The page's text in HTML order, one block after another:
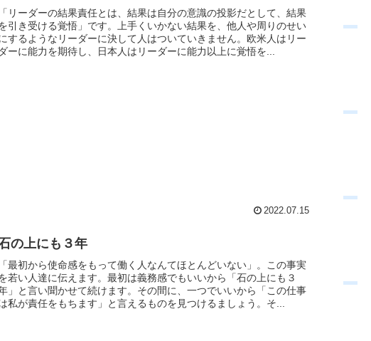
「リーダーの結果責任とは、結果は自分の意識の投影だとして、結果
引き受ける覚悟」です。上手くいかない結果を、他人や周りのせい
するようなリーダーに決して人はついていきません。欧米人はリー
ダーに能力を期待し、日本人はリーダーに能力以上に覚悟を...
2022.07.15
の上にも３年
「最初から使命感をもって働く人なんてほとんどいない」。この事実
若い人達に伝えます。最初は義務感でもいいから「石の上にも３
」と言い聞かせて続けます。その間に、一つでいいから「この仕事
私が責任をもちます」と言えるものを見つけるましょう。そ...